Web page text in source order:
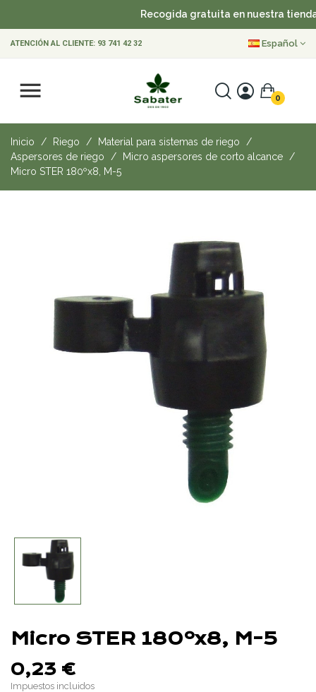
Recogida gratuita en nuestra tienda
ATENCIÓN AL CLIENTE: 93 741 42 32 Español
0
Inicio Riego
Material para sistemas de riego
Aspersores de riego
Micro aspersores de corto alcance
Micro STER 180ºx8, M-5
Micro STER 180ºx8, M-5
0,23 €
Impuestos incluidos